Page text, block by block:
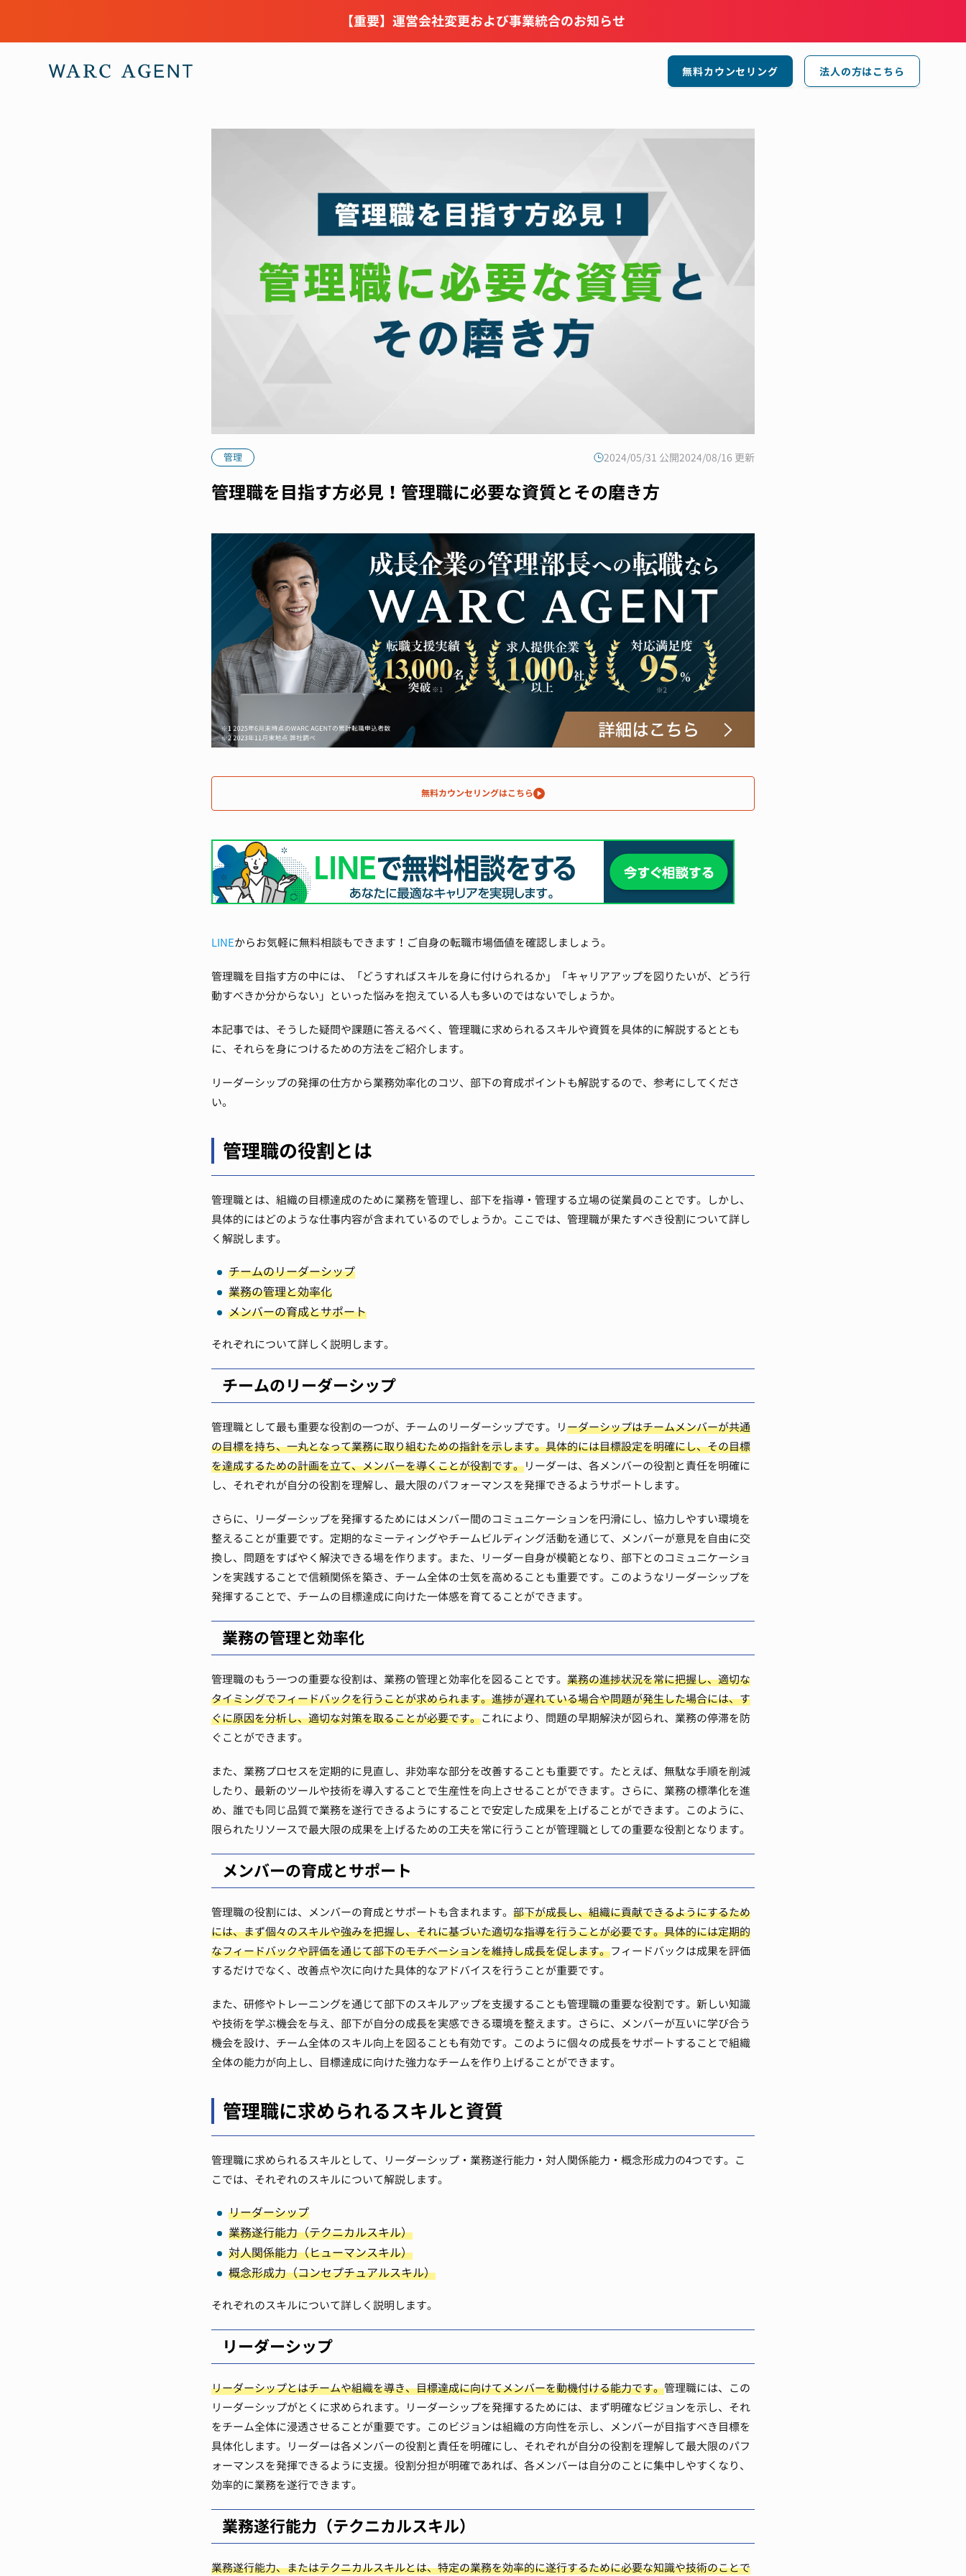
【重要】運営会社変更および事業統合のお知らせ
無料カウンセリング 法人の方はこちら
管理 2024/05/31 公開2024/08/16 更新
管理職を目指す方必見！管理職に必要な資質とその磨き方
無料カウンセリングはこちら
LINEからお気軽に無料相談もできます！ご自身の転職市場価値を確認しましょう。
管理職を目指す方の中には、「どうすればスキルを身に付けられるか」「キャリアアップを図りたいが、どう行
動すべきか分からない」といった悩みを抱えている人も多いのではないでしょうか。
本記事では、そうした疑問や課題に答えるべく、管理職に求められるスキルや資質を具体的に解説するととも
に、それらを身につけるための方法をご紹介します。
リーダーシップの発揮の仕方から業務効率化のコツ、部下の育成ポイントも解説するので、参考にしてくださ
い。
管理職の役割とは
管理職とは、組織の目標達成のために業務を管理し、部下を指導・管理する立場の従業員のことです。しかし、
具体的にはどのような仕事内容が含まれているのでしょうか。ここでは、管理職が果たすべき役割について詳し
く解説します。
チームのリーダーシップ
業務の管理と効率化
メンバーの育成とサポート
それぞれについて詳しく説明します。
チームのリーダーシップ
管理職として最も重要な役割の一つが、チームのリーダーシップです。リーダーシップはチームメンバーが共通
の目標を持ち、一丸となって業務に取り組むための指針を示します。具体的には目標設定を明確にし、その目標
を達成するための計画を立て、メンバーを導くことが役割です。リーダーは、各メンバーの役割と責任を明確に
し、それぞれが自分の役割を理解し、最大限のパフォーマンスを発揮できるようサポートします。
さらに、リーダーシップを発揮するためにはメンバー間のコミュニケーションを円滑にし、協力しやすい環境を
整えることが重要です。定期的なミーティングやチームビルディング活動を通じて、メンバーが意見を自由に交
換し、問題をすばやく解決できる場を作ります。また、リーダー自身が模範となり、部下とのコミュニケーショ
ンを実践することで信頼関係を築き、チーム全体の士気を高めることも重要です。このようなリーダーシップを
発揮することで、チームの目標達成に向けた一体感を育てることができます。
業務の管理と効率化
管理職のもう一つの重要な役割は、業務の管理と効率化を図ることです。 業務の進捗状況を常に把握し、適切な
タイミングでフィードバックを行うことが求められます。進捗が遅れている場合や問題が発生した場合には、す
ぐに原因を分析し、適切な対策を取ることが必要です。これにより、問題の早期解決が図られ、業務の停滞を防
ぐことができます。
また、業務プロセスを定期的に見直し、非効率な部分を改善することも重要です。たとえば、無駄な手順を削減
したり、最新のツールや技術を導入することで生産性を向上させることができます。さらに、業務の標準化を進
め、誰でも同じ品質で業務を遂行できるようにすることで安定した成果を上げることができます。このように、
限られたリソースで最大限の成果を上げるための工夫を常に行うことが管理職としての重要な役割となります。
メンバーの育成とサポート
管理職の役割には、メンバーの育成とサポートも含まれます。 部下が成長し、組織に貢献できるようにするため
には、まず個々のスキルや強みを把握し、それに基づいた適切な指導を行うことが必要です。具体的には定期的
なフィードバックや評価を通じて部下のモチベーションを維持し成長を促します。フィードバックは成果を評価
するだけでなく、改善点や次に向けた具体的なアドバイスを行うことが重要です。
また、研修やトレーニングを通じて部下のスキルアップを支援することも管理職の重要な役割です。新しい知識
や技術を学ぶ機会を与え、部下が自分の成長を実感できる環境を整えます。さらに、メンバーが互いに学び合う
機会を設け、チーム全体のスキル向上を図ることも有効です。このように個々の成長をサポートすることで組織
全体の能力が向上し、目標達成に向けた強力なチームを作り上げることができます。
管理職に求められるスキルと資質
管理職に求められるスキルとして、リーダーシップ・業務遂行能力・対人関係能力・概念形成力の4つです。こ
こでは、それぞれのスキルについて解説します。
リーダーシップ
業務遂行能力（テクニカルスキル）
対人関係能力（ヒューマンスキル）
概念形成力（コンセプチュアルスキル）
それぞれのスキルについて詳しく説明します。
リーダーシップ
リーダーシップとはチームや組織を導き、目標達成に向けてメンバーを動機付ける能力です。管理職には、この
リーダーシップがとくに求められます。リーダーシップを発揮するためには、まず明確なビジョンを示し、それ
をチーム全体に浸透させることが重要です。このビジョンは組織の方向性を示し、メンバーが目指すべき目標を
具体化します。リーダーは各メンバーの役割と責任を明確にし、それぞれが自分の役割を理解して最大限のパフ
ォーマンスを発揮できるように支援。役割分担が明確であれば、各メンバーは自分のことに集中しやすくなり、
効率的に業務を遂行できます。
業務遂行能力（テクニカルスキル）
業務遂行能力、またはテクニカルスキルとは、特定の業務を効率的に遂行するために必要な知識や技術のことで